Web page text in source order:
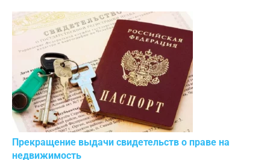
Прекращение выдачи свидетельств о праве на
недвижимость